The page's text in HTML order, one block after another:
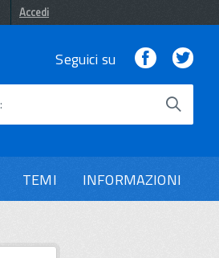
Accedi
Seguici su Facebook
TEMI INFORMAZIONI